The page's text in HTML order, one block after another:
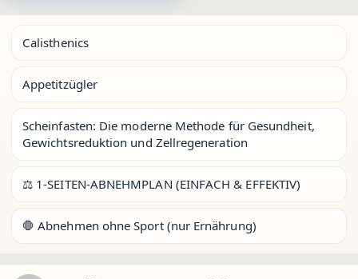
Calisthenics
Appetitzügler
Scheinfasten: Die moderne Methode für Gesundheit,
Gewichtsreduktion und Zellregeneration
⚖️ 1-SEITEN-ABNEHMPLAN (EINFACH & EFFEKTIV)
🛑 Abnehmen ohne Sport (nur Ernährung)